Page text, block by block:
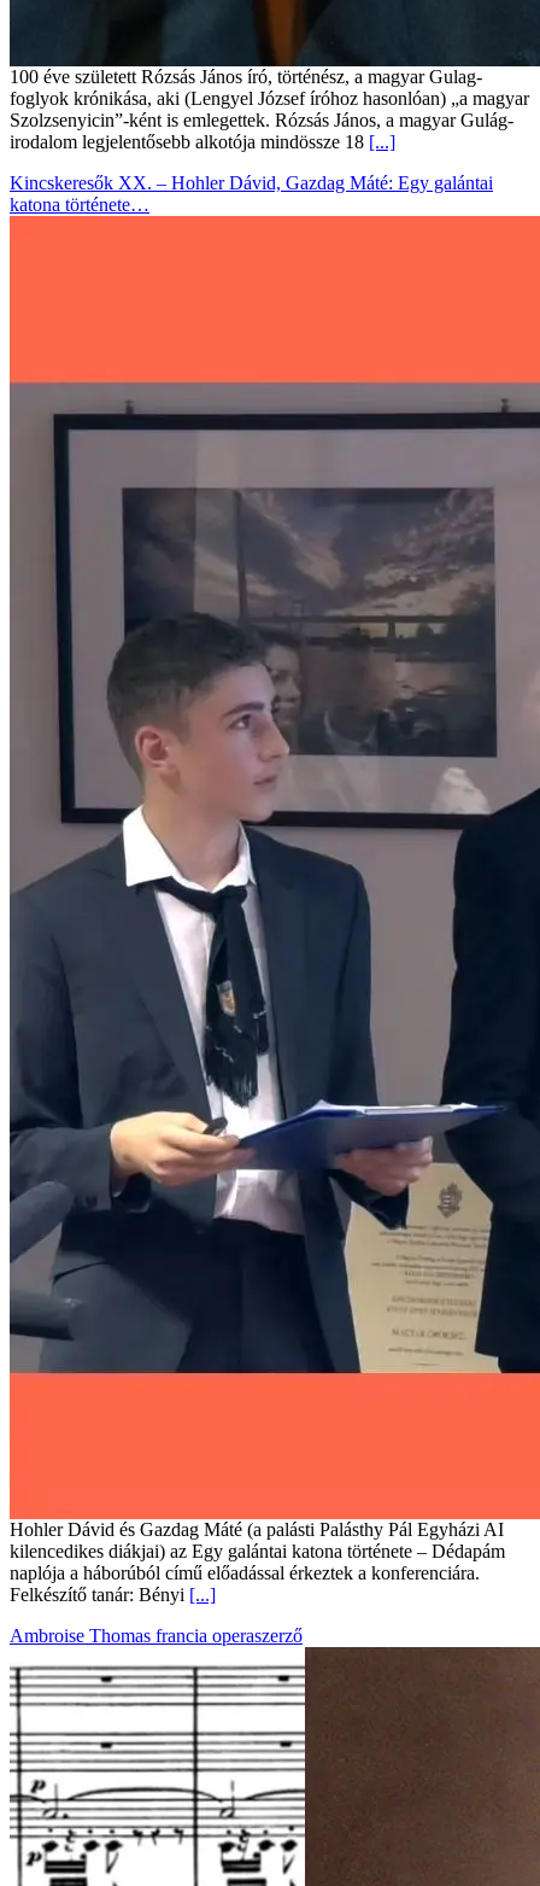
100 éve született Rózsás János író, történész, a magyar Gulag-
foglyok krónikása, aki (Lengyel József íróhoz hasonlóan) „a magyar
Szolzsenyicin”-ként is emlegettek. Rózsás János, a magyar Gulág-
irodalom legjelentősebb alkotója mindössze 18 [...]
Kincskeresők XX. – Hohler Dávid, Gazdag Máté: Egy galántai
katona története…
Hohler Dávid és Gazdag Máté (a palásti Palásthy Pál Egyházi AI
kilencedikes diákjai) az Egy galántai katona története – Dédapám
naplója a háborúból című előadással érkeztek a konferenciára.
Felkészítő tanár: Bényi [...]
Ambroise Thomas francia operaszerző